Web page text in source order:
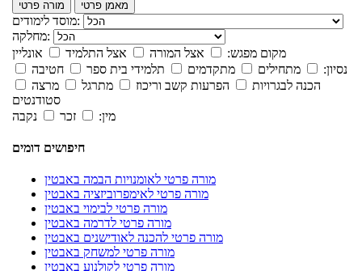
מורה פרטי מאמן פרטי
מוסד לימודים:
מחלקה:
מקום מפגש:
אצל המורה אצל התלמיד
אונליין
נסיון:
מתחילים מתקדמים תלמידי בית ספר
חטיבה
הכנה לבגרויות
הפרעות קשב וריכוז מתרגל
מרצה
סטודנטים
מין:
זכר נקבה
חיפושים דומים
מורה פרטי לאומנויות הבמה באבטין
מורה פרטי לאימפרוביזציה באבטין
מורה פרטי לבימוי באבטין
מורה פרטי לדרמה באבטין
מורה פרטי להכנה לאודישנים באבטין
מורה פרטי למשחק באבטין
מורה פרטי לקולנוע באבטין